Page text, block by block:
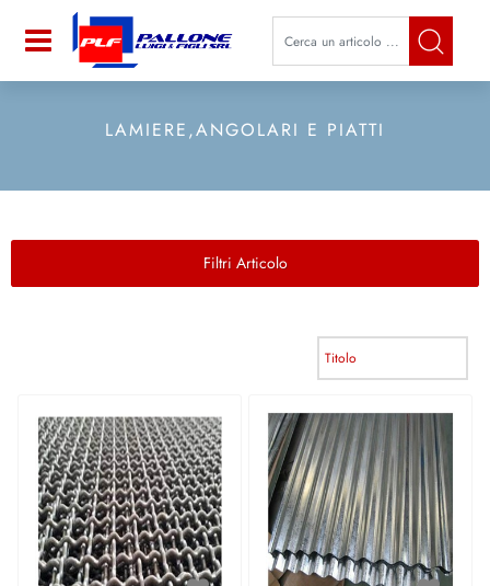
Open La modifica di un filtro
LAMIERE,ANGOLARI E PIATTI
Filtri Articolo